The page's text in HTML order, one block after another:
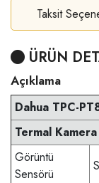
Taksit
ÜRÜN
Açıklama
Dahua TPC-
Termal Kamera
Görüntü
Sensörü